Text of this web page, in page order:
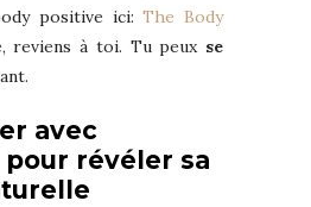
positive ici:The Body
reviens à toi. Tu peux se
avec
révéler sa